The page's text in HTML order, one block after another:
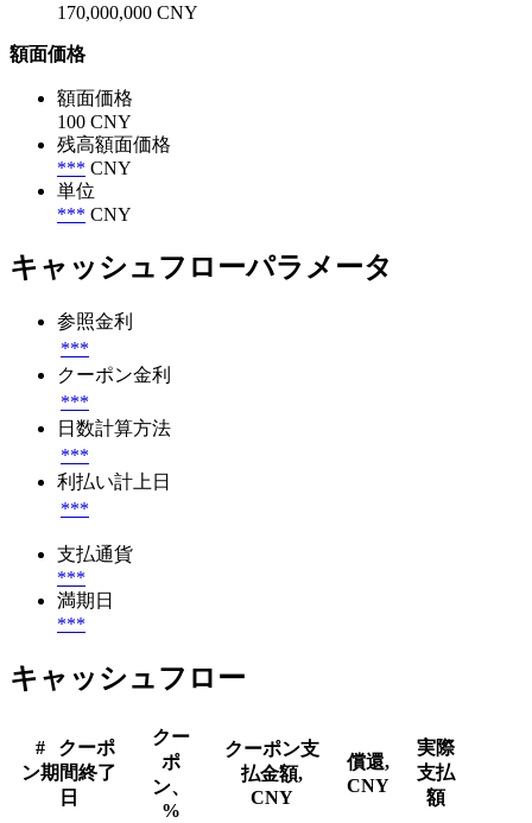
170,000,000 CNY
額面価格
額面価格
100 CNY
残高額面価格
*** CNY
単位
*** CNY
キャッシュフローパラメータ
参照金利
***
クーポン金利
***
日数計算方法
***
利払い計上日
***
支払通貨
***
満期日
***
キャッシュフロー
#
クーポ
ン期間終了
日
クー
ポ
ン、
%
クーポン支
払金額,
CNY
償還,
CNY
実際
支払
額